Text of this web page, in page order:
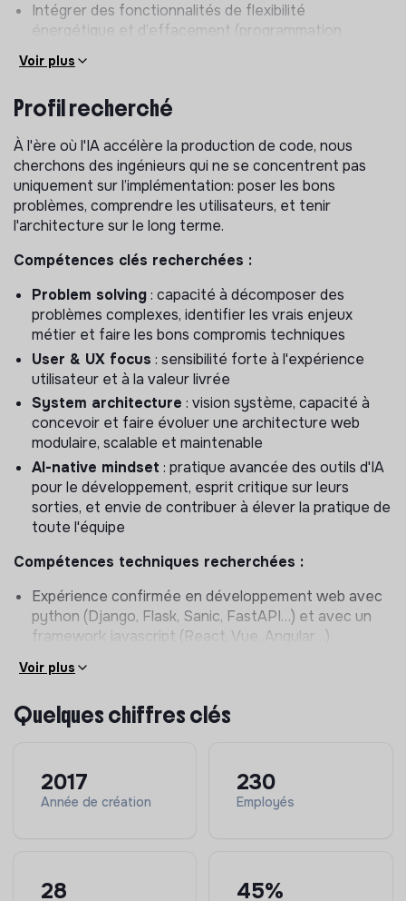
Intégrer des fonctionnalités de flexibilité
énergétique et d’effacement (programmation
intelligente, pilotage selon les signaux de production
solaire/tension du réseau, etc.).
Maintenir un haut niveau de qualité sur le code, qu'il
soit écrit à la main ou généré par IA via des revues
exigeantes, des tests solides et la mise en place
d’outils pour améliorer les agents IA.
Contribuer activement à l'outillage et aux workflows
IA de l'équipe : prompts et conventions partagés,
garde-fous, quality gates et boucles de feedback
pour améliorer en continu la qualité du code généré
Concevoir l’évolution de l’architecture de la
Voir plus
Profil recherché
À l'ère où l'IA accélère la production de code, nous
cherchons des ingénieurs qui ne se concentrent pas
uniquement sur l’implémentation: poser les bons
problèmes, comprendre les utilisateurs, et tenir
l'architecture sur le long terme.
Compétences clés recherchées :
Problem solving: capacité à décomposer des
problèmes complexes, identifier les vrais enjeux
métier et faire les bons compromis techniques
User & UX focus : sensibilité forte à l'expérience
utilisateur et à la valeur livrée
System architecture : vision système, capacité à
concevoir et faire évoluer une architecture web
modulaire, scalable et maintenable
AI-native mindset : pratique avancée des outils d'IA
pour le développement, esprit critique sur leurs
sorties, et envie de contribuer à élever la pratique de
toute l'équipe
Compétences techniques recherchées :
Expérience confirmée en développement web avec
python (Django, Flask, Sanic, FastAPI…) et avec un
framework javascript (React, Vue, Angular…)
Au moins 5 années d’expérience dans un poste
similaire, au sein d’un environnement de travail
mettant l’expérience utilisateur au coeur des
préoccupations
documentation, revues de code, architecture
modulaire par domaines métie
Voir plus
Quelques chiffres clés
2017
Année de création
230
Employés
28 45%